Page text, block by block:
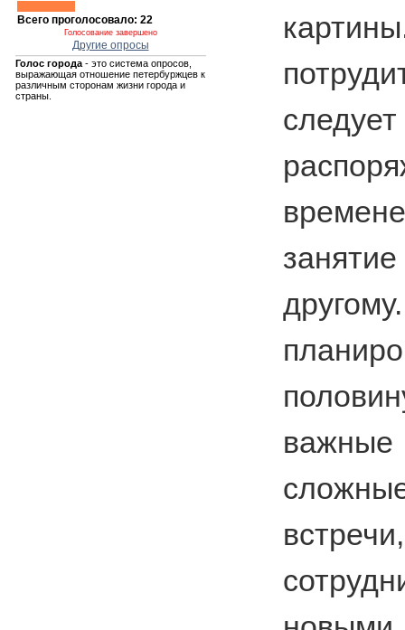
Всего проголосовало: 22
Голосование завершено
Другие опросы
Голос города- это система опросов,
выражающая отношение петербуржцев к
различным сторонам жизни города и
страны.